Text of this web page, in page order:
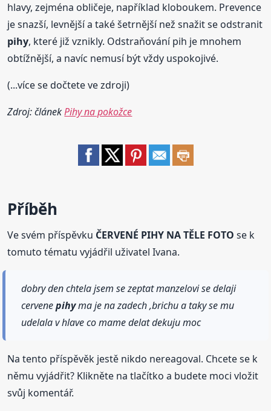
hlavy, zejména obličeje, například kloboukem. Prevence
je snazší, levnější a také šetrnější než snažit se odstranit
pihy, které již vznikly. Odstraňování pih je mnohem
obtížnější, a navíc nemusí být vždy uspokojivé.
(...více se dočtete ve zdroji)
Zdroj: článekPihy na pokožce
Příběh
Ve svém příspěvku ČERVENÉ PIHY NA TĚLE FOTO se k
tomuto tématu vyjádřil uživatel Ivana.
dobry den chtela jsem se zeptat manzelovi se delaji
cervenepihyma je na zadech ,brichu a taky se mu
udelala v hlave co mame delat dekuju moc
Na tento příspěvěk jestě nikdo nereagoval. Chcete se k
němu vyjádřit? Klikněte na tlačítko a budete moci vložit
svůj komentář.